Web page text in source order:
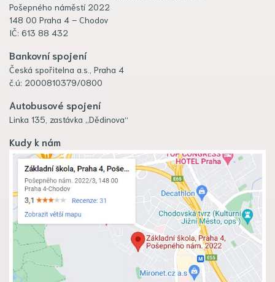
Pošepného náměstí 2022
148 00 Praha 4 – Chodov
IČ: 613 88 432
Bankovní spojení
Česká spořitelna a.s., Praha 4
č.ú: 2000810379/0800
Autobusové spojení
Linka 135, zastávka „Dědinova“
Kudy k nám